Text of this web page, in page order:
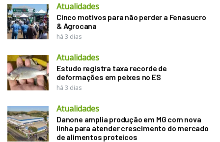
Atualidades
Cinco motivos para não perder a Fenasucro
& Agrocana
há 3 dias
Atualidades
Estudo registra taxa recorde de
deformações em peixes no ES
há 3 dias
Atualidades
Danone amplia produção em MG com nova
linha para atender crescimento do mercado
de alimentos proteicos